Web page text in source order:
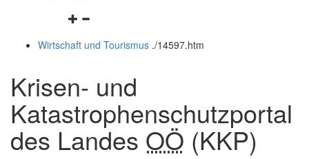
Navigationsmenü
und
Wirtschaft und Tourismus ./14597.htm
Krisen- und
Katastrophenschutzportal
des Landes OÖ (KKP)